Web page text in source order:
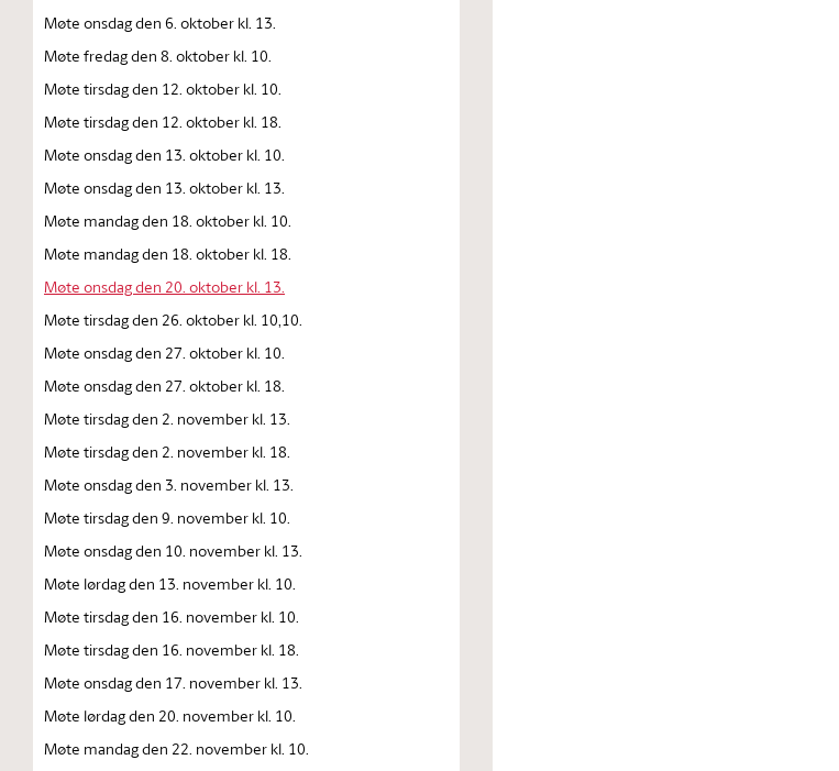
Møte onsdag den 6. oktober kl. 13.
Møte fredag den 8. oktober kl. 10.
Møte tirsdag den 12. oktober kl. 10.
Møte tirsdag den 12. oktober kl. 18.
Møte onsdag den 13. oktober kl. 10.
Møte onsdag den 13. oktober kl. 13.
Møte mandag den 18. oktober kl. 10.
Møte mandag den 18. oktober kl. 18.
Møte onsdag den 20. oktober kl. 13.
Møte tirsdag den 26. oktober kl. 10,10.
Møte onsdag den 27. oktober kl. 10.
Møte onsdag den 27. oktober kl. 18.
Møte tirsdag den 2. november kl. 13.
Møte tirsdag den 2. november kl. 18.
Møte onsdag den 3. november kl. 13.
Møte tirsdag den 9. november kl. 10.
Møte onsdag den 10. november kl. 13.
Møte lørdag den 13. november kl. 10.
Møte tirsdag den 16. november kl. 10.
Møte tirsdag den 16. november kl. 18.
Møte onsdag den 17. november kl. 13.
Møte lørdag den 20. november kl. 10.
Møte mandag den 22. november kl. 10.